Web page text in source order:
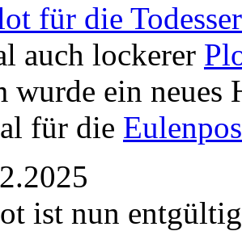
für die Todesser
auch lockerer
wurde ein
für die
ist nun